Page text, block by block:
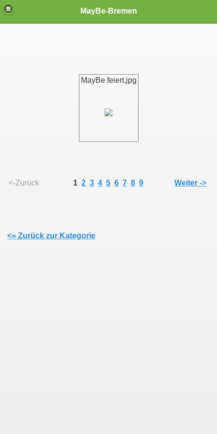
MayBe-Bremen
MayBe feiert.jpg
<-Zurück 1 2 3 4 5 6 7 8 9 Weiter ->
<= Zurück zur Kategorie